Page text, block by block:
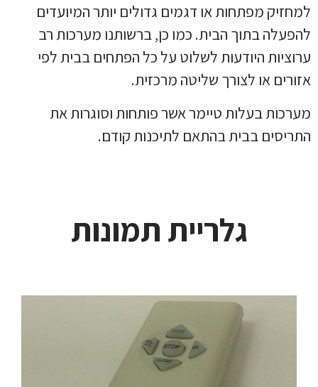
למחזיק מפתחות או דגמים גדולים יותר המיועדים
להפעלה בתוך הבית. כמו כן, ברשותנו מערכות רב
ערוציות היודעות לשלוט על כל הפתחים בבית לפי
אזורים או לצורך שליטה מרכזית.
מערכות בעלות טיימר אשר פותחות וסוגרות את
התריסים בבית בהתאם לתיכנות קודם.
גלריית תמונות